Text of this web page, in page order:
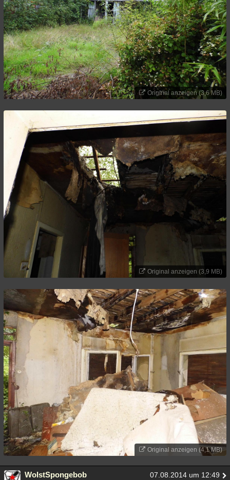
Original anzeigen (3,6 MB)
Original anzeigen (3,9 MB)
Original anzeigen (4,1 MB)
WoIstSpongebob 07.08.2014 um 12:49